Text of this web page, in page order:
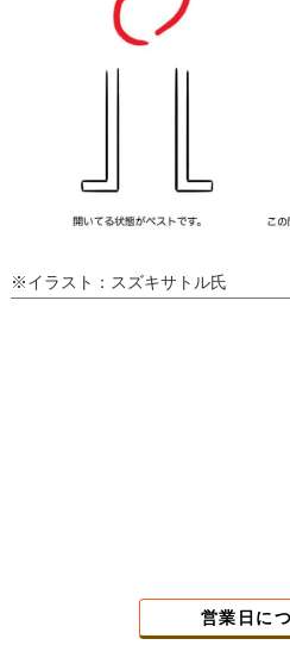
※イラスト：スズキサトル氏
営業日に